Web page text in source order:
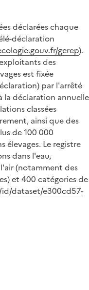
déclarées chaque
déclaration
gerep).
des
est fixée
par l'arrêté
la déclaration annuelle
classées
ainsi que des
de 100 000
Le registre
dans l'eau,
(notamment des
et 400 catégories de
dataset/e300cd57-